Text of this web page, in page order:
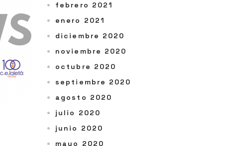
febrero 2021
enero 2021
diciembre 2020
noviembre 2020
octubre 2020
septiembre 2020
agosto 2020
julio 2020
junio 2020
mayo 2020